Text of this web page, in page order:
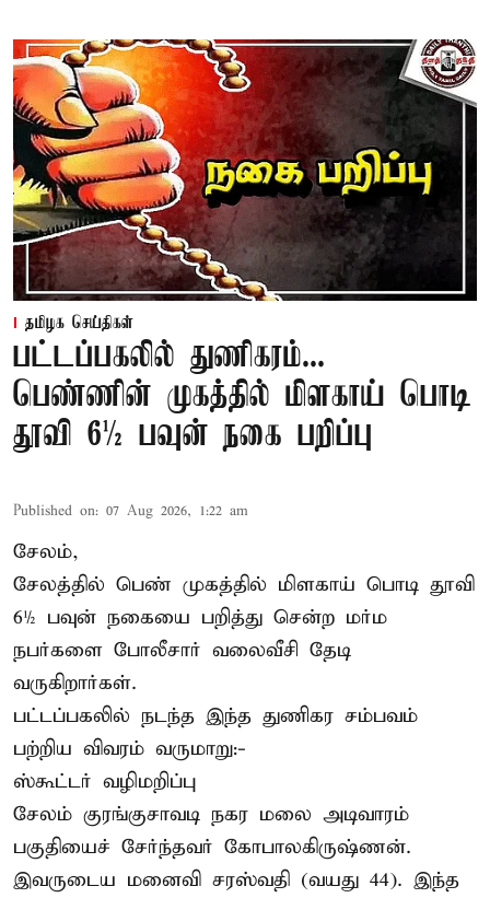
தமிழக செய்திகள்
பட்டப்பகலில் துணிகரம்...
பெண்ணின் முகத்தில் மிளகாய் பொடி
தூவி 6½ பவுன் நகை பறிப்பு
Published on: 07 Aug 2026, 1:22 am
சேலம்,
சேலத்தில் பெண் முகத்தில் மிளகாய் பொடி தூவி
6½ பவுன் நகையை பறித்து சென்ற மர்ம
நபர்களை போலீசார் வலைவீசி தேடி
வருகிறார்கள்.
பட்டப்பகலில் நடந்த இந்த துணிகர சம்பவம்
பற்றிய விவரம் வருமாறு:-
ஸ்கூட்டர் வழிமறிப்பு
சேலம் குரங்குசாவடி நகர மலை அடிவாரம்
பகுதியைச் சேர்ந்தவர் கோபாலகிருஷ்ணன்.
இவருடைய மனைவி சரஸ்வதி (வயது 44). இந்த